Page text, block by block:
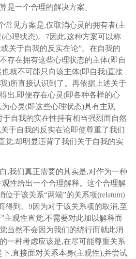
是一个合理的解决方案。
常见方案是,仅取消心灵的拥有者(主
理状态)。 7因此,这种方案可以称
关于自我的反实在论”。在自我的
存在拥有这些心理状态的主体(即自
就不可能只向该主体(即自我)直接
)所直接认识到了。再依据上述关于
出,即便存在心灵(即各种各样的心
心灵(即这些心理状态)具有主观
于自我的实在性持有相当强烈而自然
于自我的反实在论即使尊重了我们
觉,却明显违背了我们关于自我的实
,我们真正需要的其实是,对作为一种
观性给出一个合理解释。这个合理解
位于该关系“两端”的关系项(relatum)
到。 9因为对于该关系项的取消,至
主观性直觉,不需要对此加以解释而
当然不会因为我们的绕行而就此消
一种考虑应该是,在尽可能尊重关系
,直接面对关系本身(主观性),并尝试